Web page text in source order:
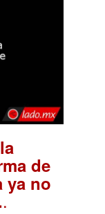
de
ya no
.